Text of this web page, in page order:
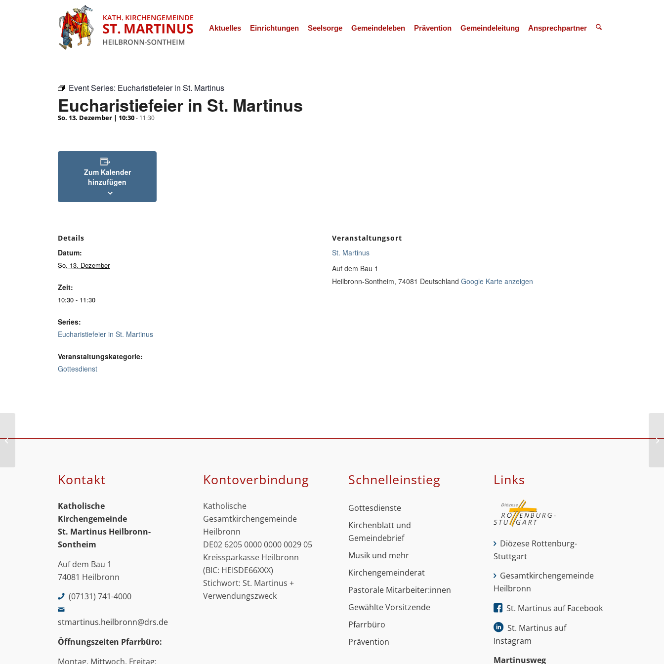
Aktuelles Einrichtungen Seelsorge Gemeindeleben Prävention Gemeindeleitung Ansprechpartner
Event Series: Eucharistiefeier in St. Martinus
Eucharistiefeier in St. Martinus
So. 13. Dezember | 10:30- 11:30
Zum Kalender
hinzufügen
Details
Datum:
So. 13. Dezember
Zeit:
10:30 - 11:30
Series:
Eucharistiefeier in St. Martinus
Veranstaltungskategorie:
Gottesdienst
Veranstaltungsort
St. Martinus
Auf dem Bau 1
Heilbronn-Sontheim, 74081 Deutschland Google Karte anzeigen
Kontakt
Katholische
Kirchengemeinde
St. Martinus Heilbronn-
Sontheim
Auf dem Bau 1
74081 Heilbronn
(07131) 741-4000
stmartinus.heilbronn@drs.de
Öffnungszeiten Pfarrbüro:
Montag, Mittwoch, Freitag:
Kontoverbindung
Katholische
Gesamtkirchengemeinde
Heilbronn
DE02 6205 0000 0000 0029 05
Kreissparkasse Heilbronn
(BIC: HEISDE66XXX)
Stichwort: St. Martinus +
Verwendungszweck
Schnell­einstieg
Gottesdienste
Kirchenblatt und
Gemeindebrief
Musik und mehr
Kirchengemeinderat
Pastorale Mitarbeiter:innen
Gewählte Vorsitzende
Pfarrbüro
Prävention
Links
Diözese Rottenburg-
Stuttgart
Gesamtkirchengemeinde
Heilbronn
St. Martinus auf Facebook
St. Martinus auf
Instagram
Martinus­weg
Eucharistiefeier in Heilig Geist